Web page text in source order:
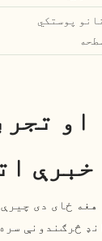
پوستکي
او
خبرې
هغه ځای دی